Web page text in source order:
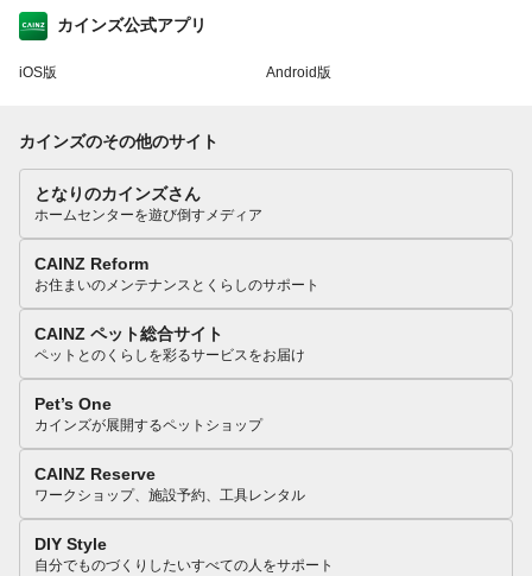
カインズ公式アプリ
iOS版 Android版
カインズのその他のサイト
となりのカインズさん
ホームセンターを遊び倒すメディア
CAINZ Reform
お住まいのメンテナンスとくらしのサポート
CAINZ ペット総合サイト
ペットとのくらしを彩るサービスをお届け
Pet’s One
カインズが展開するペットショップ
CAINZ Reserve
ワークショップ、施設予約、工具レンタル
DIY Style
自分でものづくりしたいすべての人をサポート